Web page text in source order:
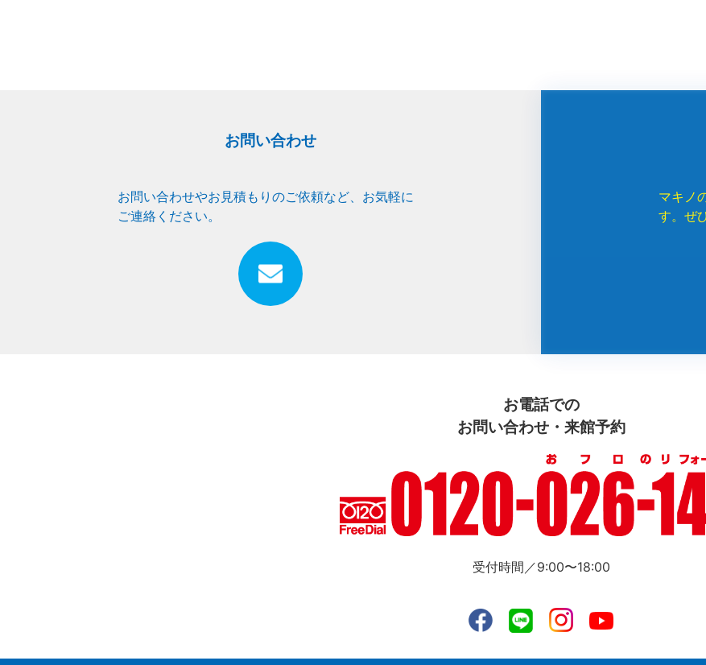
お問い合わせ
お問い合わせやお見積もりのご依頼など、お気軽に
ご連絡ください。
マキノ
す。ぜ
お電話での
お問い合わせ・来館予約
受付時間／9:00〜18:00